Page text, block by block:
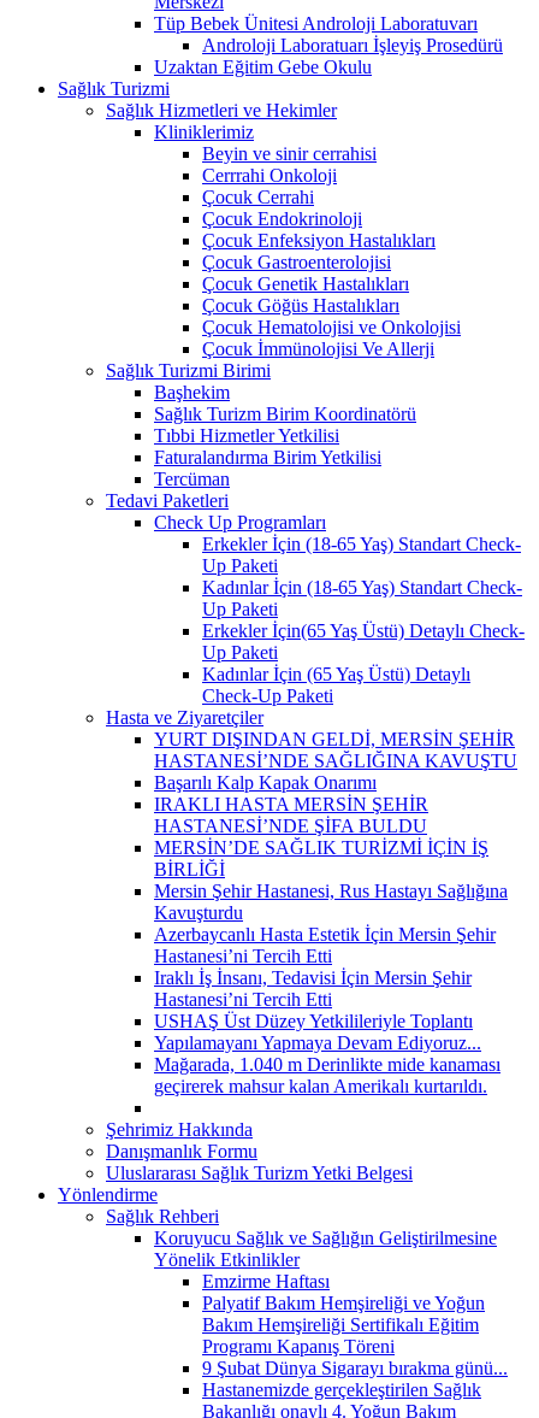
Tüp Bebek Ünitesi Androloji Laboratuvarı
Androloji Laboratuarı İşleyiş Prosedürü
Uzaktan Eğitim Gebe Okulu
Sağlık Turizmi
Sağlık Hizmetleri ve Hekimler
Kliniklerimiz
Beyin ve sinir cerrahisi
Cerrrahi Onkoloji
Çocuk Cerrahi
Çocuk Endokrinoloji
Çocuk Enfeksiyon Hastalıkları
Çocuk Gastroenterolojisi
Çocuk Genetik Hastalıkları
Çocuk Göğüs Hastalıkları
Çocuk Hematolojisi ve Onkolojisi
Çocuk İmmünolojisi Ve Allerji
Sağlık Turizmi Birimi
Başhekim
Sağlık Turizm Birim Koordinatörü
Tıbbi Hizmetler Yetkilisi
Faturalandırma Birim Yetkilisi
Tercüman
Tedavi Paketleri
Check Up Programları
Erkekler İçin (18-65 Yaş) Standart Check-
Up Paketi
Kadınlar İçin (18-65 Yaş) Standart Check-
Up Paketi
Erkekler İçin(65 Yaş Üstü) Detaylı Check-
Up Paketi
Kadınlar İçin (65 Yaş Üstü) Detaylı
Check-Up Paketi
Hasta ve Ziyaretçiler
YURT DIŞINDAN GELDİ, MERSİN ŞEHİR
HASTANESİ’NDE SAĞLIĞINA KAVUŞTU
Başarılı Kalp Kapak Onarımı
IRAKLI HASTA MERSİN ŞEHİR
HASTANESİ’NDE ŞİFA BULDU
MERSİN’DE SAĞLIK TURİZMİ İÇİN İŞ
BİRLİĞİ
Mersin Şehir Hastanesi, Rus Hastayı Sağlığına
Kavuşturdu
Azerbaycanlı Hasta Estetik İçin Mersin Şehir
Hastanesi’ni Tercih Etti
Iraklı İş İnsanı, Tedavisi İçin Mersin Şehir
Hastanesi’ni Tercih Etti
USHAŞ Üst Düzey Yetkilileriyle Toplantı
Yapılamayanı Yapmaya Devam Ediyoruz...
Mağarada, 1.040 m Derinlikte mide kanaması
geçirerek mahsur kalan Amerikalı kurtarıldı.
Şehrimiz Hakkında
Danışmanlık Formu
Uluslararası Sağlık Turizm Yetki Belgesi
Yönlendirme
Sağlık Rehberi
Koruyucu Sağlık ve Sağlığın Geliştirilmesine
Yönelik Etkinlikler
Emzirme Haftası
Palyatif Bakım Hemşireliği ve Yoğun
Bakım Hemşireliği Sertifikalı Eğitim
Programı Kapanış Töreni
9 Şubat Dünya Sigarayı bırakma günü...
Hastanemizde gerçekleştirilen Sağlık
Bakanlığı onaylı 4. Yoğun Bakım